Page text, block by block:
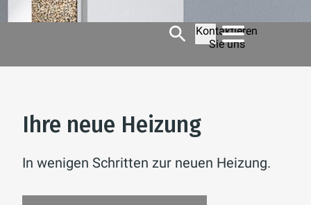
Kontaktieren
Sie uns
Ihre neue Heizung
In wenigen Schritten zur neuen Heizung.